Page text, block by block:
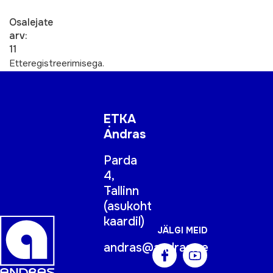
Osalejate
arv:
11
Etteregistreerimisega.
ETKA
Andras
Parda
4,
Tallinn
(asukoht
kaardil)
andras@andras.ee
JÄLGI MEID